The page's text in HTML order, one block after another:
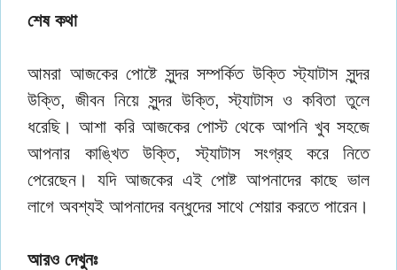
শেষ কথা
আমরা আজকের পোষ্টে সুন্দর সম্পর্কিত উক্তি স্ট্যাটাস সুন্দর
উক্তি, জীবন নিয়ে সুন্দর উক্তি, স্ট্যাটাস ও কবিতা তুলে
ধরেছি। আশা করি আজকের পোস্ট থেকে আপনি খুব সহজে
আপনার কাঙ্খিত উক্তি, স্ট্যাটাস সংগ্রহ করে নিতে
পেরেছেন। যদি আজকের এই পোষ্ট আপনাদের কাছে ভাল
লাগে অবশ্যই আপনাদের বন্ধুদের সাথে শেয়ার করতে পারেন।
আরও দেখুনঃ